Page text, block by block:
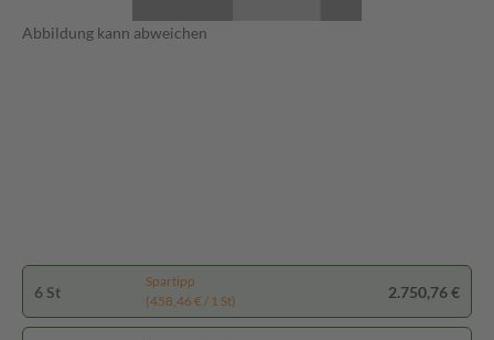
Abbildung kann abweichen
6 St
Spartipp
(458,46 € / 1 St)
2.750,76 €